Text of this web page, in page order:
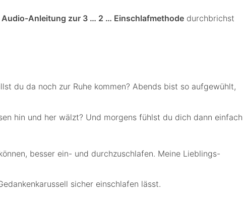
Anleitung zur 3 … 2 … Einschlafmethode durchbrichst
du da noch zur Ruhe kommen? Abends bist so aufgewühlt,
hin und her wälzt? Und morgens fühlst du dich dann einfach
besser ein- und durchzuschlafen. Meine Lieblings-
sicher einschlafen lässt.